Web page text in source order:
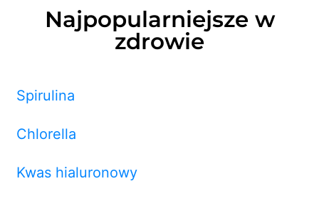
Najpopularniejsze w
zdrowie
Spirulina
Chlorella
Kwas hialuronowy